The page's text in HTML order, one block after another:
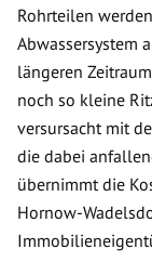
Rohrteilen
Abwassersystem
längeren
noch so kleine
versursacht mit
die dabei
übernimmt die
Hornow-